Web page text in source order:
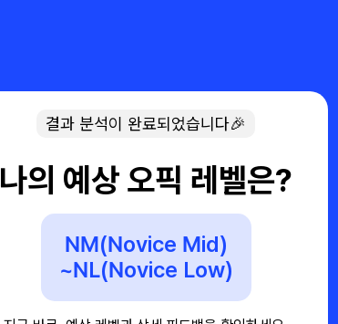
결과 분석이 완료되었습니다🎉
나의 예상 오픽 레벨은?
NM(Novice Mid)
~NL(Novice Low)